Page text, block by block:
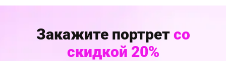
Закажите портрет со
скидкой 20%